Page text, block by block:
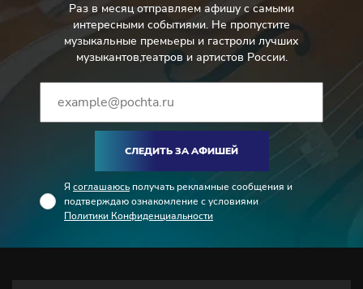
Раз в месяц отправляем афишу с самыми
интересными событиями. Не пропустите
музыкальные премьеры и гастроли лучших
музыкантов,театров и артистов России.
СЛЕДИТЬ ЗА АФИШЕЙ
Я соглашаюсь получать рекламные сообщения и
подтверждаю ознакомление с условиями
Политики Конфиденциальности